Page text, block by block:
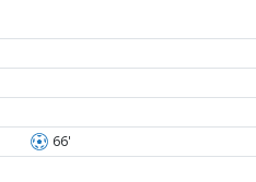
66'